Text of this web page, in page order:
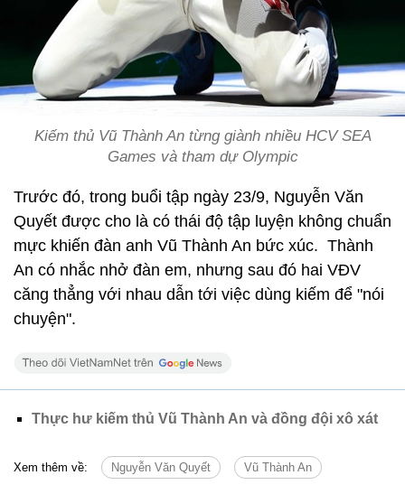
Kiếm thủ Vũ Thành An từng giành nhiều HCV SEA
Games và tham dự Olympic
Trước đó, trong buổi tập ngày 23/9, Nguyễn Văn
Quyết được cho là có thái độ tập luyện không chuẩn
mực khiến đàn anh Vũ Thành An bức xúc. Thành
An có nhắc nhở đàn em, nhưng sau đó hai VĐV
căng thẳng với nhau dẫn tới việc dùng kiếm để "nói
chuyện".
Thực hư kiếm thủ Vũ Thành An và đồng đội xô xát
Xem thêm về: Nguyễn Văn Quyết Vũ Thành An